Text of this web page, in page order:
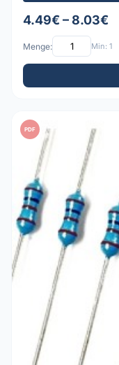
4.49€ – 8.03€
Menge: Min: 1
PDF